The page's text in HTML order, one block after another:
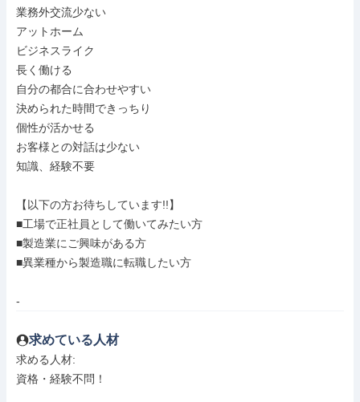
業務外交流少ない
アットホーム
ビジネスライク
長く働ける
自分の都合に合わせやすい
決められた時間できっちり
個性が活かせる
お客様との対話は少ない
知識、経験不要
【以下の方お待ちしています!!】
■工場で正社員として働いてみたい方
■製造業にご興味がある方
■異業種から製造職に転職したい方
-
求めている人材
求める人材:
資格・経験不問！